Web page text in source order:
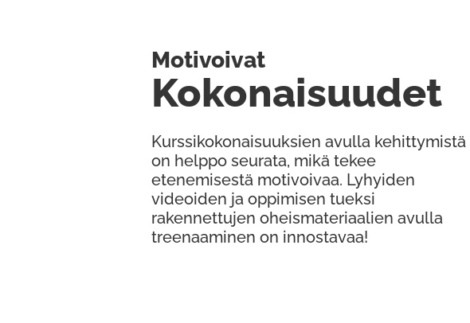
Kurssikokonaisuuksien avulla kehittymistä
on helppo seurata, mikä tekee
etenemisestä motivoivaa. Lyhyiden
videoiden ja oppimisen tueksi
rakennettujen oheismateriaalien avulla
treenaaminen on innostavaa!
Kokonaisuudet
Motivoivat